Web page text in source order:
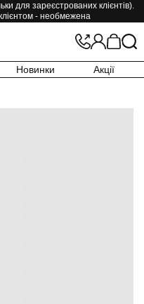
для зареєстрованих клієнтів).
- необмежена
Новинки Акції